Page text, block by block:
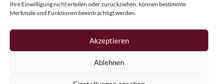
Ihre Einwilligung nicht erteilen oder zurückziehen, können bestimmte
Merkmale und Funktionen beeinträchtigt werden.
Akzeptieren
Ablehnen
Tel.:+49 (0)8574 - 91 97 79
info@pfingstrosen.eu
Copyright © 2026 Magic Garden Paeonies. Rottaler